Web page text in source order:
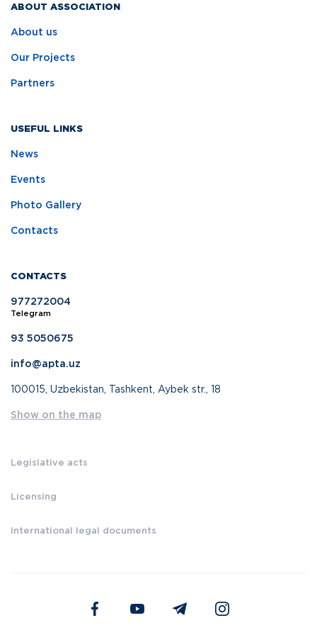
ABOUT ASSOCIATION
About us
Our Projects
Partners
USEFUL LINKS
News
Events
Photo Gallery
Contacts
CONTACTS
977272004
Telegram
93 5050675
info@apta.uz
100015, Uzbekistan, Tashkent, Aybek str., 18
Show on the map
Legislative acts
Licensing
International legal documents